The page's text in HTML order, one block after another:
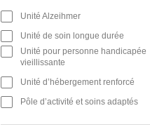
Unité Alzeihmer
Unité de soin longue durée
Unité pour personne handicapée
vieillissante
Unité d’hébergement renforcé
Pôle d’activité et soins adaptés